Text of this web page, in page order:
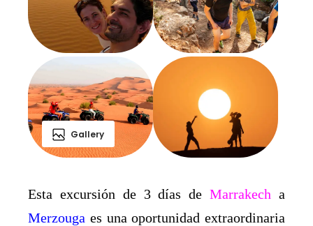
Gallery
Esta excursión de 3 días deMarrakech a
Merzouga es una oportunidad extraordinaria